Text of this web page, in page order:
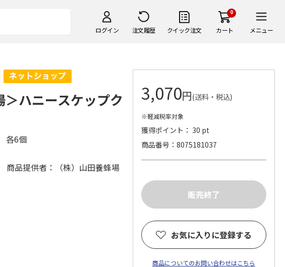
ログイン 注文履歴 クイック注文
0
カート メニュー
ハニースケップク
各6個
品提供者：（株）山田養蜂場
3,070円(送料・税込)
※軽減税率対象
獲得ポイント： 30 pt
商品番号
8075181037
お気に入りに登録する
商品についてのお問い合わせはこちら